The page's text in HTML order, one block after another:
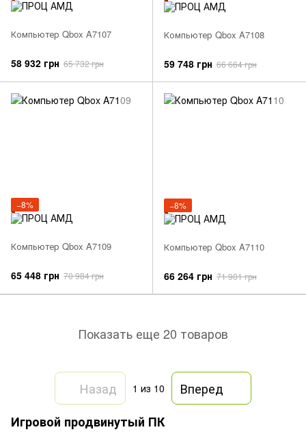
Компьютер Qbox A7107
58 932 грн 65 732 грн
Компьютер Qbox A7108
59 748 грн 66 664 грн
−8%
Компьютер Qbox A7109
65 448 грн 70 984 грн
−8%
Компьютер Qbox A7110
66 264 грн 71 901 грн
Показать еще 20 товаров
Назад 1 из 10
Вперед
Игровой продвинутый ПК